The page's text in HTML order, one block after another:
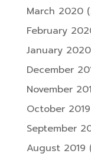
March 2020
February
January 2020
December
November
October 2019
September
August 2019